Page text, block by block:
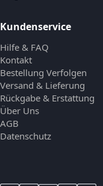
Kundenservice
Hilfe & FAQ
Kontakt
Bestellung Verfolgen
Versand & Lieferung
Rückgabe & Erstattung
Über Uns
AGB
Datenschutz